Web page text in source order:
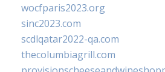
wocfparis2023.org
sinc2023.com
scdlqatar2022-qa.com
thecolumbiagrill.com